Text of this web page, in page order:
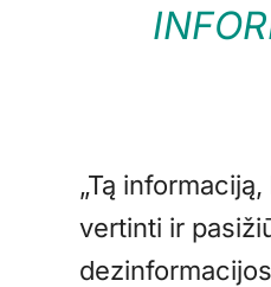
„Tą
vertinti ir